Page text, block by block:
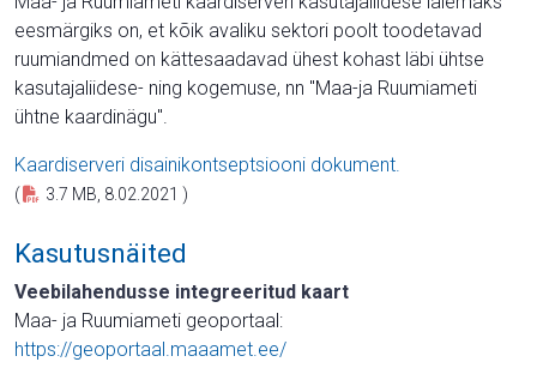
eesmärgiks on, et kõik avaliku sektori poolt toodetavad
ruumiandmed on kättesaadavad ühest kohast läbi ühtse
kasutajaliidese- ning kogemuse, nn "Maa-ja Ruumiameti
ühtne kaardinägu".
Kaardiserveri disainikontseptsiooni dokument.
( 3.7 MB, 8.02.2021 )
Kasutusnäited
Veebilahendusse integreeritud kaart
Maa- ja Ruumiameti geoportaal:
https://geoportaal.maaamet.ee/